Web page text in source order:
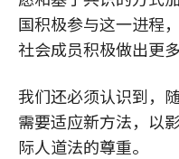
国积极参与这一进程
社会成员积极做出更
我们还必须认识到，
需要适应新方法，以
际人道法的尊重。